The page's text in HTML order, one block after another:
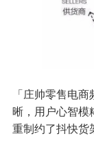
「庄帅零售电
晰，用户心智模
重制约了抖快货